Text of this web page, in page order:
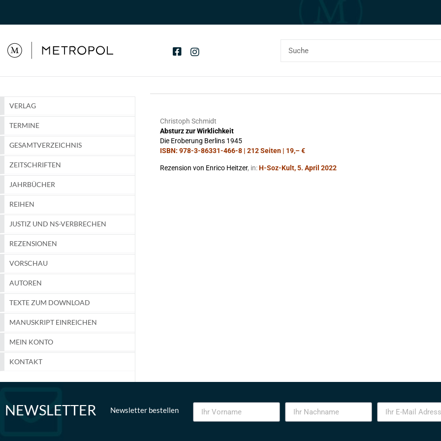
VERLAG
TERMINE
GESAMTVERZEICHNIS
ZEITSCHRIFTEN
JAHRBÜCHER
REIHEN
JUSTIZ UND NS-VERBRECHEN
REZENSIONEN
VORSCHAU
AUTOREN
TEXTE ZUM DOWNLOAD
MANUSKRIPT EINREICHEN
MEIN KONTO
KONTAKT
Christoph Schmidt
Absturz zur Wirklichkeit
Die Eroberung Berlins 1945
ISBN: 978-3-86331-466-8 | 212 Seiten | 19,– €
Rezension von Enrico Heitzer, in:H-Soz-Kult, 5. April 2022
NEWSLETTER Newsletter bestellen